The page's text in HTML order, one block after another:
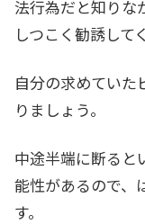
法行為だと知りな
しつこく勧誘して
自分の求めていた
りましょう。
中途半端に断ると
能性があるので、
す。